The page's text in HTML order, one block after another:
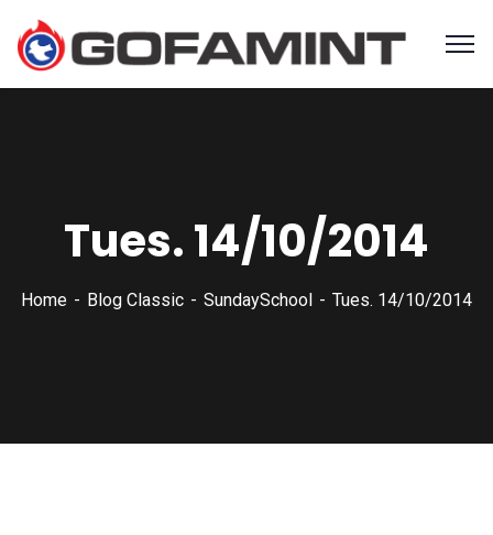
Tues. 14/10/2014
Home Blog Classic SundaySchool Tues. 14/10/2014